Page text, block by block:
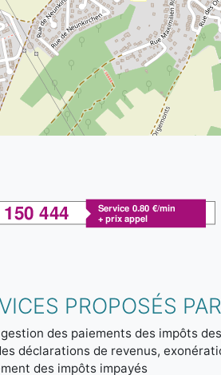
PROPOSÉS
des paiements des impôts
déclarations de revenus,
des impôts impayés